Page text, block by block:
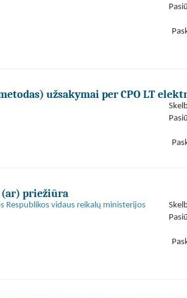
užsakymai per CPO LT
priežiūra
Respublikos vidaus reikalų ministerijos